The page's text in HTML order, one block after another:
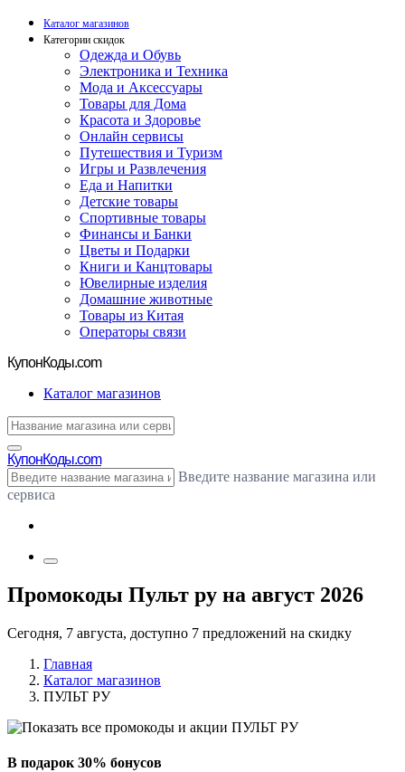
Каталог магазинов
Категории скидок
Одежда и Обувь
Электроника и Техника
Мода и Аксессуары
Товары для Дома
Красота и Здоровье
Онлайн сервисы
Путешествия и Туризм
Игры и Развлечения
Еда и Напитки
Детские товары
Спортивные товары
Финансы и Банки
Цветы и Подарки
Книги и Канцтовары
Ювелирные изделия
Домашние животные
Товары из Китая
Операторы связи
КупонКоды.com
Каталог магазинов
КупонКоды.com
Введите название магазина или
сервиса
Промокоды Пульт ру на август 2026
Сегодня, 7 августа, доступно 7 предложений на скидку
Главная
Каталог магазинов
ПУЛЬТ РУ
В подарок 30% бонусов